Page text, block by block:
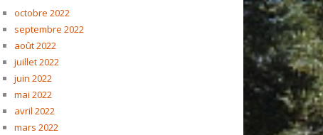
octobre 2022
septembre 2022
août 2022
juillet 2022
juin 2022
mai 2022
avril 2022
mars 2022